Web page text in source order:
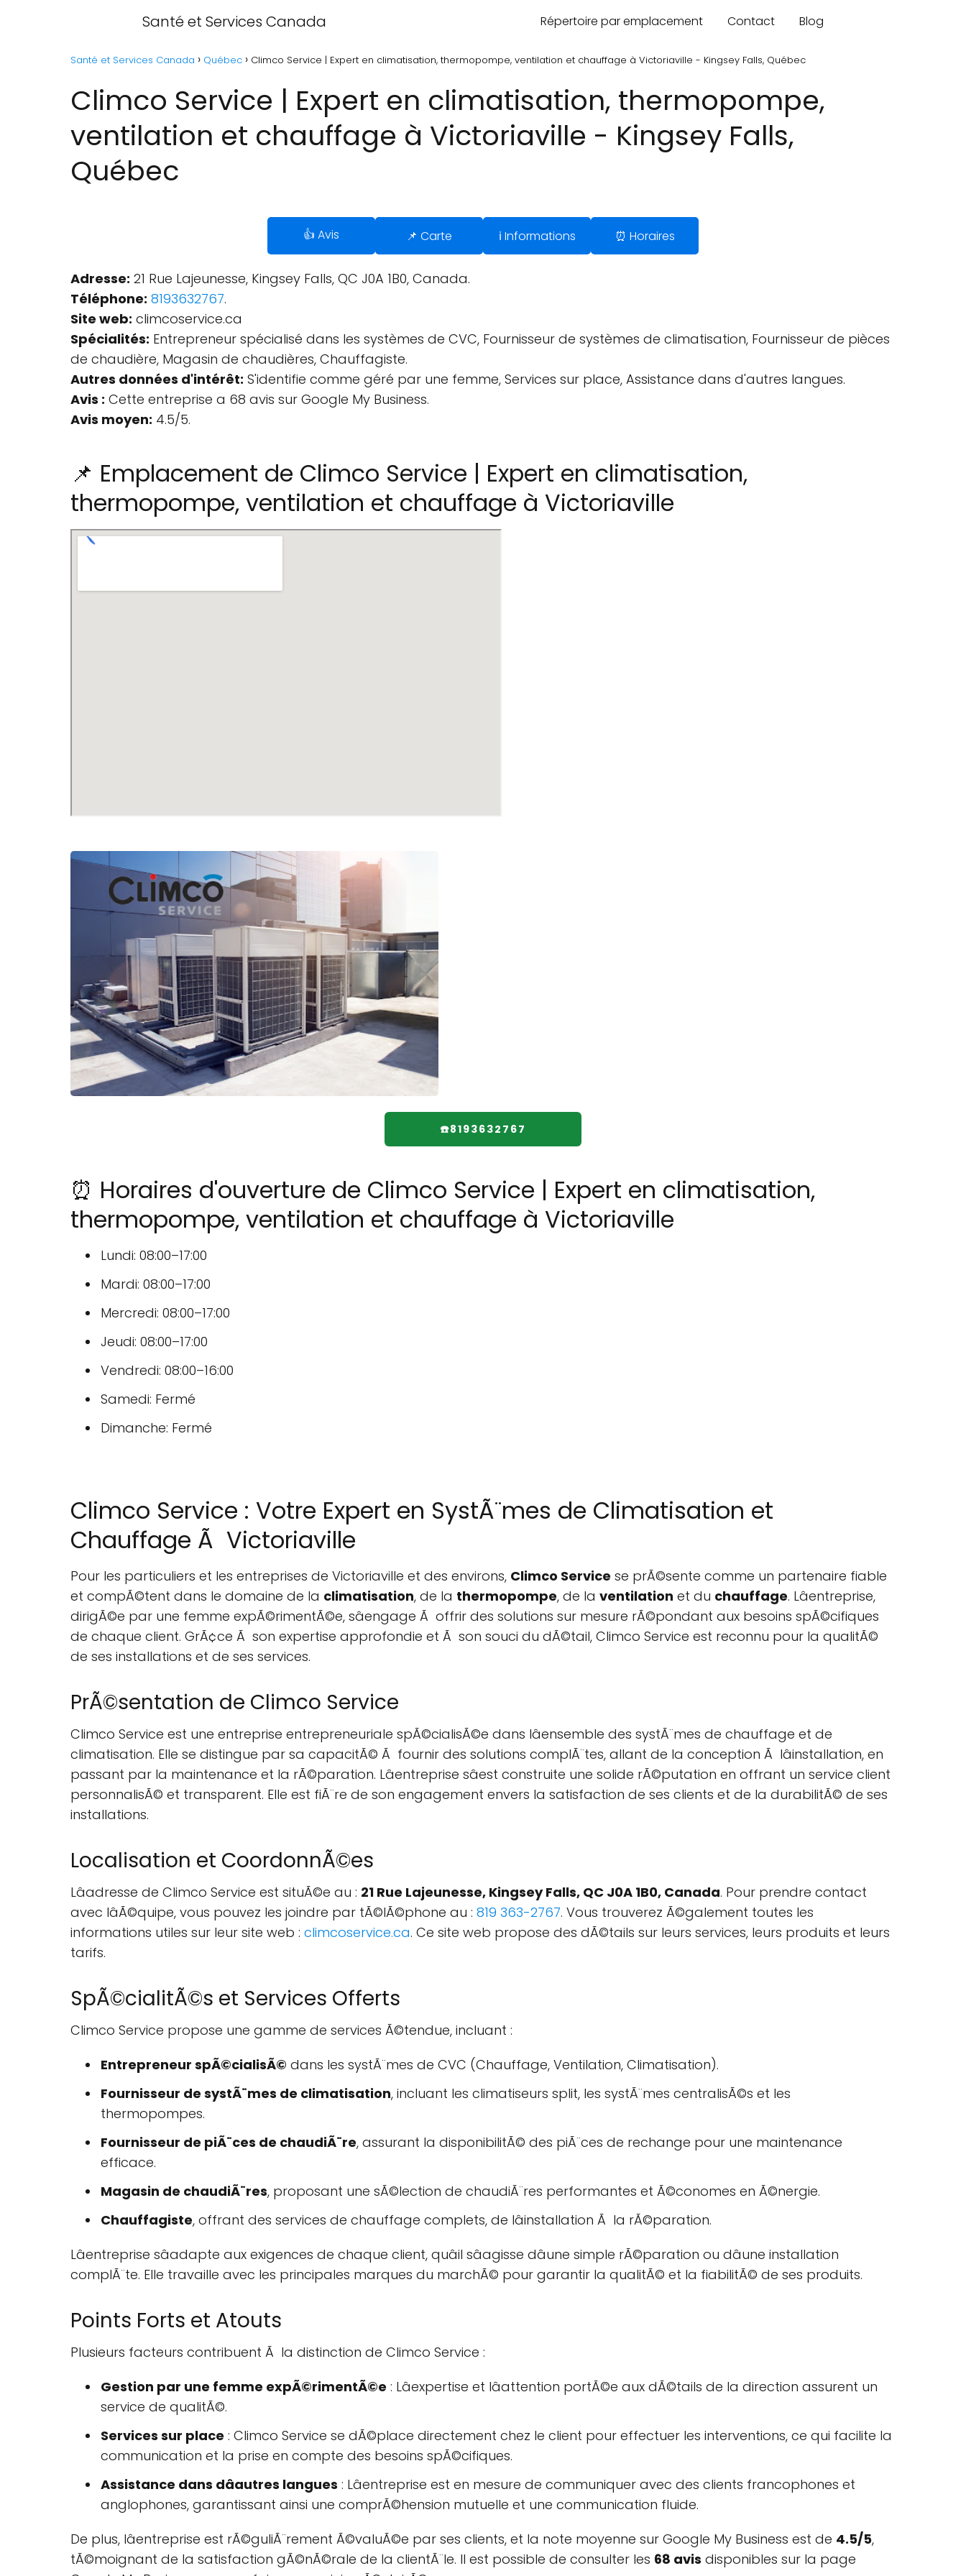
Santé et Services Canada Répertoire par emplacement Contact Blog
Santé et Services Canada Québec Climco Service | Expert en climatisation, thermopompe, ventilation et chauffage à Victoriaville - Kingsey Falls, Québec
Climco Service | Expert en climatisation, thermopompe,
ventilation et chauffage à Victoriaville - Kingsey Falls,
Québec
👍 Avis 📌 Carte ℹ️ Informations ⏰ Horaires
Adresse: 21 Rue Lajeunesse, Kingsey Falls, QC J0A 1B0, Canada.
Téléphone: 8193632767.
Site web: climcoservice.ca
Spécialités: Entrepreneur spécialisé dans les systèmes de CVC, Fournisseur de systèmes de climatisation, Fournisseur de pièces
de chaudière, Magasin de chaudières, Chauffagiste.
Autres données d'intérêt: S'identifie comme géré par une femme, Services sur place, Assistance dans d'autres langues.
Avis : Cette entreprise a 68 avis sur Google My Business.
Avis moyen: 4.5/5.
📌 Emplacement de Climco Service | Expert en climatisation,
thermopompe, ventilation et chauffage à Victoriaville
☎️8193632767
⏰ Horaires d'ouverture de Climco Service | Expert en climatisation,
thermopompe, ventilation et chauffage à Victoriaville
Lundi: 08:00–17:00
Mardi: 08:00–17:00
Mercredi: 08:00–17:00
Jeudi: 08:00–17:00
Vendredi: 08:00–16:00
Samedi: Fermé
Dimanche: Fermé
Climco Service : Votre Expert en SystÃ¨mes de Climatisation et
Chauffage Ã Victoriaville
Pour les particuliers et les entreprises de Victoriaville et des environs, Climco Service se prÃ©sente comme un partenaire fiable
et compÃ©tent dans le domaine de la climatisation, de la thermopompe, de la ventilation et du chauffage. Lâentreprise,
dirigÃ©e par une femme expÃ©rimentÃ©e, sâengage Ã offrir des solutions sur mesure rÃ©pondant aux besoins spÃ©cifiques
de chaque client. GrÃ¢ce Ã son expertise approfondie et Ã son souci du dÃ©tail, Climco Service est reconnu pour la qualitÃ©
de ses installations et de ses services.
PrÃ©sentation de Climco Service
Climco Service est une entreprise entrepreneuriale spÃ©cialisÃ©e dans lâensemble des systÃ¨mes de chauffage et de
climatisation. Elle se distingue par sa capacitÃ© Ã fournir des solutions complÃ¨tes, allant de la conception Ã lâinstallation, en
passant par la maintenance et la rÃ©paration. Lâentreprise sâest construite une solide rÃ©putation en offrant un service client
personnalisÃ© et transparent. Elle est fiÃ¨re de son engagement envers la satisfaction de ses clients et de la durabilitÃ© de ses
installations.
Localisation et CoordonnÃ©es
Lâadresse de Climco Service est situÃ©e au : 21 Rue Lajeunesse, Kingsey Falls, QC J0A 1B0, Canada. Pour prendre contact
avec lâÃ©quipe, vous pouvez les joindre par tÃ©lÃ©phone au : 819 363-2767. Vous trouverez Ã©galement toutes les
informations utiles sur leur site web : climcoservice.ca. Ce site web propose des dÃ©tails sur leurs services, leurs produits et leurs
tarifs.
SpÃ©cialitÃ©s et Services Offerts
Climco Service propose une gamme de services Ã©tendue, incluant :
Entrepreneur spÃ©cialisÃ© dans les systÃ¨mes de CVC (Chauffage, Ventilation, Climatisation).
Fournisseur de systÃ¨mes de climatisation, incluant les climatiseurs split, les systÃ¨mes centralisÃ©s et les
thermopompes.
Fournisseur de piÃ¨ces de chaudiÃ¨re, assurant la disponibilitÃ© des piÃ¨ces de rechange pour une maintenance
efficace.
Magasin de chaudiÃ¨res, proposant une sÃ©lection de chaudiÃ¨res performantes et Ã©conomes en Ã©nergie.
Chauffagiste, offrant des services de chauffage complets, de lâinstallation Ã la rÃ©paration.
Lâentreprise sâadapte aux exigences de chaque client, quâil sâagisse dâune simple rÃ©paration ou dâune installation
complÃ¨te. Elle travaille avec les principales marques du marchÃ© pour garantir la qualitÃ© et la fiabilitÃ© de ses produits.
Points Forts et Atouts
Plusieurs facteurs contribuent Ã la distinction de Climco Service :
Gestion par une femme expÃ©rimentÃ©e : Lâexpertise et lâattention portÃ©e aux dÃ©tails de la direction assurent un
service de qualitÃ©.
Services sur place : Climco Service se dÃ©place directement chez le client pour effectuer les interventions, ce qui facilite la
communication et la prise en compte des besoins spÃ©cifiques.
Assistance dans dâautres langues : Lâentreprise est en mesure de communiquer avec des clients francophones et
anglophones, garantissant ainsi une comprÃ©hension mutuelle et une communication fluide.
De plus, lâentreprise est rÃ©guliÃ¨rement Ã©valuÃ©e par ses clients, et la note moyenne sur Google My Business est de 4.5/5,
tÃ©moignant de la satisfaction gÃ©nÃ©rale de la clientÃ¨le. Il est possible de consulter les 68 avis disponibles sur la page